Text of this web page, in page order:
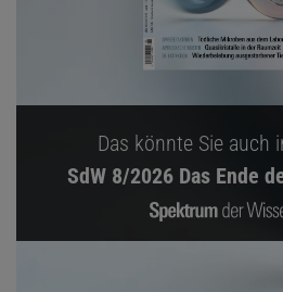
Das könnte Sie auch
SdW 8/2026 Das Ende